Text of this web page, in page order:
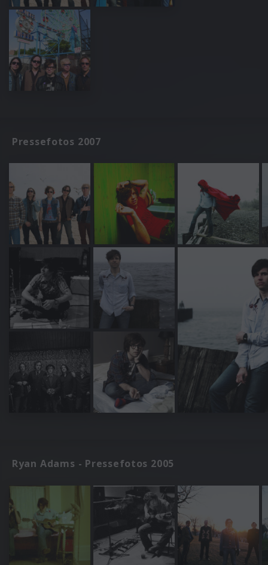
Pressefotos 2007
Ryan Adams - Pressefotos 2005